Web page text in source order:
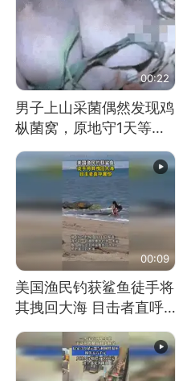
00:22
男子上山采菌偶然发现鸡
枞菌窝，原地守1天等它
长大：挖了140多朵
00:09
美国渔民钓获鲨鱼徒手将
其拽回大海 目击者直呼
震惊 （视频来源：参考
消息）